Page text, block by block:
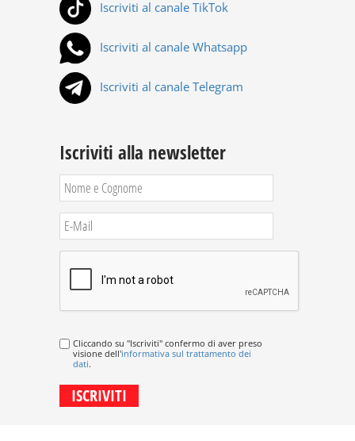
Iscriviti al canale TikTok
Iscriviti al canale Whatsapp
Iscriviti al canale Telegram
Iscriviti alla newsletter
Cliccando su "Iscriviti" confermo di aver preso
visione dell'informativa sul trattamento dei
dati.